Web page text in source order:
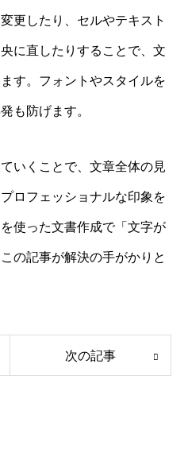
更したり、セルやテキスト
に直したりすることで、文
す。フォントやスタイルを
も防げます。
いくことで、文章全体の見
ロフェッショナルな印象を
使った文書作成で「文字が
の記事が解決の手がかりと
次の記事